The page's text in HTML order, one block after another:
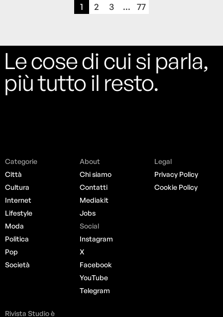
1 2 3 ... 77
Le cose di cui si parla,
più tutto il resto.
Categorie
Città
Cultura
Internet
Lifestyle
Moda
Politica
Pop
Società
About
Chi siamo
Contatti
Mediakit
Jobs
Social
Instagram
X
Facebook
YouTube
Telegram
Legal
Privacy Policy
Cookie Policy
Rivista Studio è